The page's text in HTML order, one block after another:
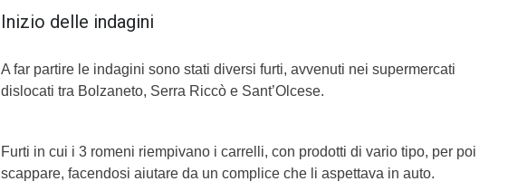
Inizio delle indagini
A far partire le indagini sono stati diversi furti, avvenuti nei supermercati
dislocati tra Bolzaneto, Serra Riccò e Sant’Olcese.
Furti in cui i 3 romeni riempivano i carrelli, con prodotti di vario tipo, per poi
scappare, facendosi aiutare da un complice che li aspettava in auto.